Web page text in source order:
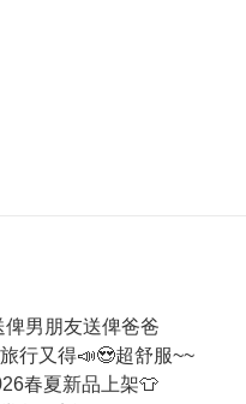
男朋友送俾爸爸
行又得📣😍超舒服~~
春夏新品上架👕